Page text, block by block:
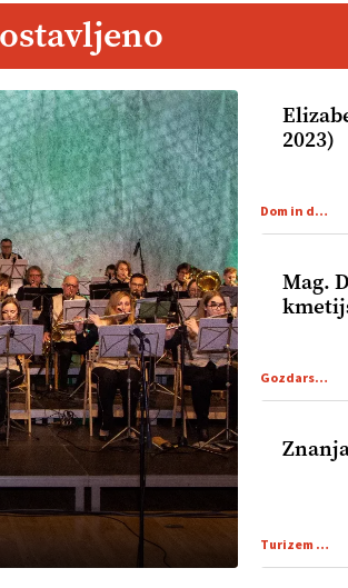
2023)
Dom in družina
Mag.
Gozdarstvo
Turizem na podezelju